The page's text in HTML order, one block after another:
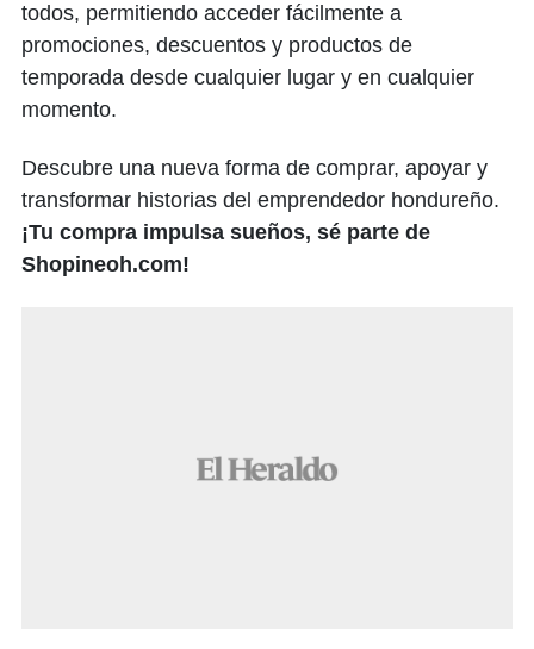
todos, permitiendo acceder fácilmente a
promociones, descuentos y productos de
temporada desde cualquier lugar y en cualquier
momento.
Descubre una nueva forma de comprar, apoyar y
transformar historias del emprendedor hondureño.
¡Tu compra impulsa sueños, sé parte de
Shopineoh.com!